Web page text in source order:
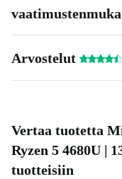
Arvostelut
Vertaa tuotetta
Ryzen 5 4680U |
tuotteisiin